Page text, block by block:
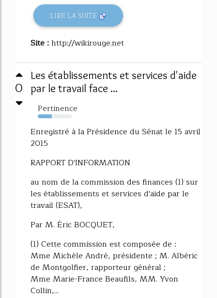
LIRE LA SUITE
Site :http://wikirouge.net
0
Les établissements et services d'aide
par le travail face ...
Pertinence
41%
Enregistré à la Présidence du Sénat le 15 avril
2015
RAPPORT D'INFORMATION
au nom de la commission des finances (1) sur
les établissements et services d'aide par le
travail (ESAT),
Par M. Éric BOCQUET,
(1) Cette commission est composée de :
Mme Michèle André, présidente ; M. Albéric
de Montgolfier, rapporteur général ;
Mme Marie-France Beaufils, MM. Yvon
Collin,...